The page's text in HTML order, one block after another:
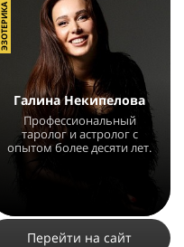
Галина Некипелова
Профессиональный
таролог и астролог с
опытом более десяти лет.
ЭЗОТЕРИКА
Перейти на сайт